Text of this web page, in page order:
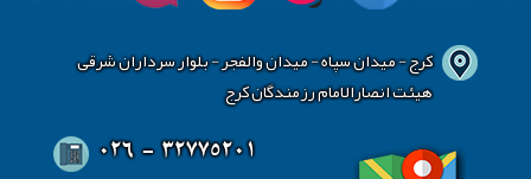
کرج - میدان سپاه - میدان والفجر - بلوار سرداران شرقی
هیئت انصارالامام رزمندگان کرج
026 - 32775201